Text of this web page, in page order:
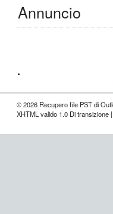
Annuncio
.
© 2026 Recupero file PST di
XHTML valido 1.0 Di transizione